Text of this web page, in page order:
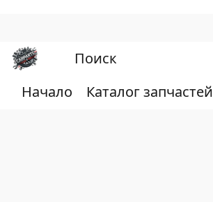
Начало Каталог запчастей